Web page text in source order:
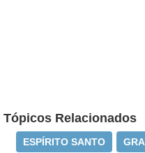
Tópicos Relacionados
ESPÍRITO SANTO